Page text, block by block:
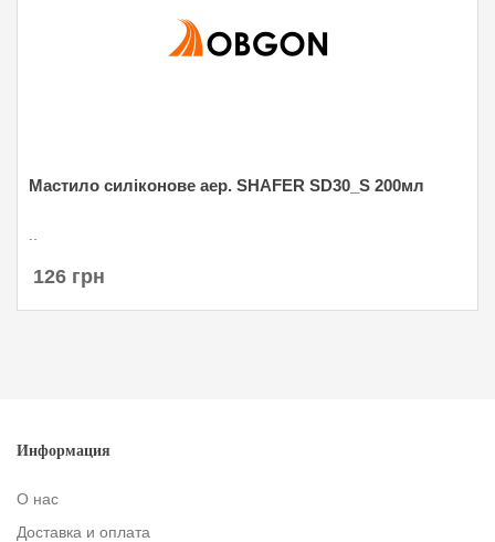
Мастило силіконове аер. SHAFER SD30_S 200мл
126 грн
Информация
О нас
Доставка и оплата